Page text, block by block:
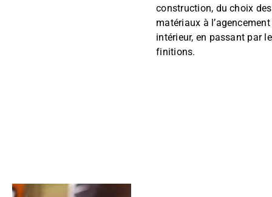
construction, du choix des
matériaux à l’agencement
intérieur, en passant par
finitions.